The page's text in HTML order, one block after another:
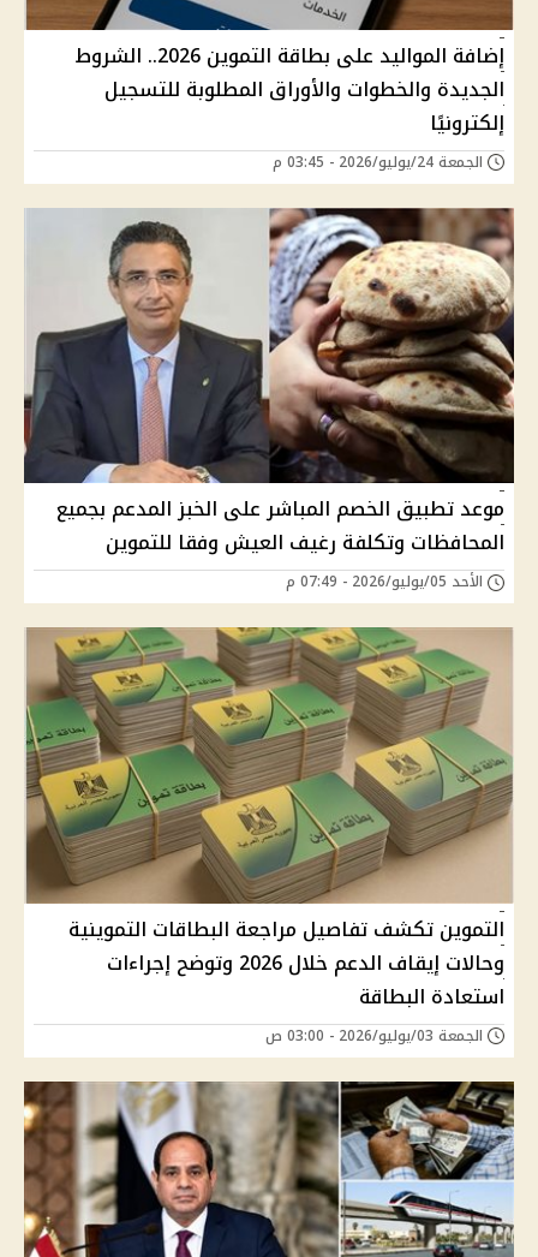
إضافة المواليد على بطاقة التموين 2026.. الشروط
الجديدة والخطوات والأوراق المطلوبة للتسجيل
إلكترونيًا
الجمعة 24/يوليو/2026 - 03:45 م
موعد تطبيق الخصم المباشر على الخبز المدعم بجميع
المحافظات وتكلفة رغيف العيش وفقا للتموين
الأحد 05/يوليو/2026 - 07:49 م
التموين تكشف تفاصيل مراجعة البطاقات التموينية
وحالات إيقاف الدعم خلال 2026 وتوضح إجراءات
استعادة البطاقة
الجمعة 03/يوليو/2026 - 03:00 ص